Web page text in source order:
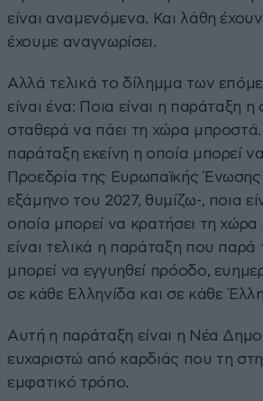
είναι αναμενόμενα. Και λάθη έχουν
έχουμε αναγνωρίσει.
Αλλά τελικά το δίλημμα των
είναι ένα: Ποια είναι η παράταξη η
σταθερά να πάει τη χώρα μπροστά.
παράταξη εκείνη η οποία μπορεί
Προεδρία της Ευρωπαϊκής
εξάμηνο του 2027, θυμίζω-, ποια
οποία μπορεί να κρατήσει τη
είναι τελικά η παράταξη που παρά
μπορεί να εγγυηθεί πρόοδο,
σε κάθε Ελληνίδα και σε κάθε
Αυτή η παράταξη είναι η Νέα
ευχαριστώ από καρδιάς που τη
εμφατικό τρόπο.